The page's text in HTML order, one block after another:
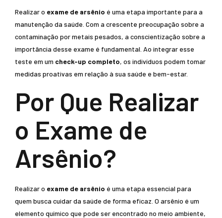
Realizar o exame de arsênio é uma etapa importante para a
manutenção da saúde. Com a crescente preocupação sobre a
contaminação por metais pesados, a conscientização sobre a
importância desse exame é fundamental. Ao integrar esse
teste em um check-up completo, os indivíduos podem tomar
medidas proativas em relação à sua saúde e bem-estar.
Por Que Realizar
o Exame de
Arsênio?
Realizar o exame de arsênio é uma etapa essencial para
quem busca cuidar da saúde de forma eficaz. O arsênio é um
elemento químico que pode ser encontrado no meio ambiente,